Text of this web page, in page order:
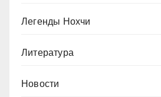
Легенды Нохчи
Литература
Новости